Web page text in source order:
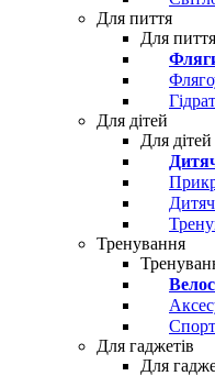
Для пиття
Для пиття
Для дітей
Для дітей
Тренування
Для гаджетів
Для